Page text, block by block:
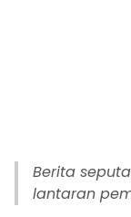
Berita
lantaran